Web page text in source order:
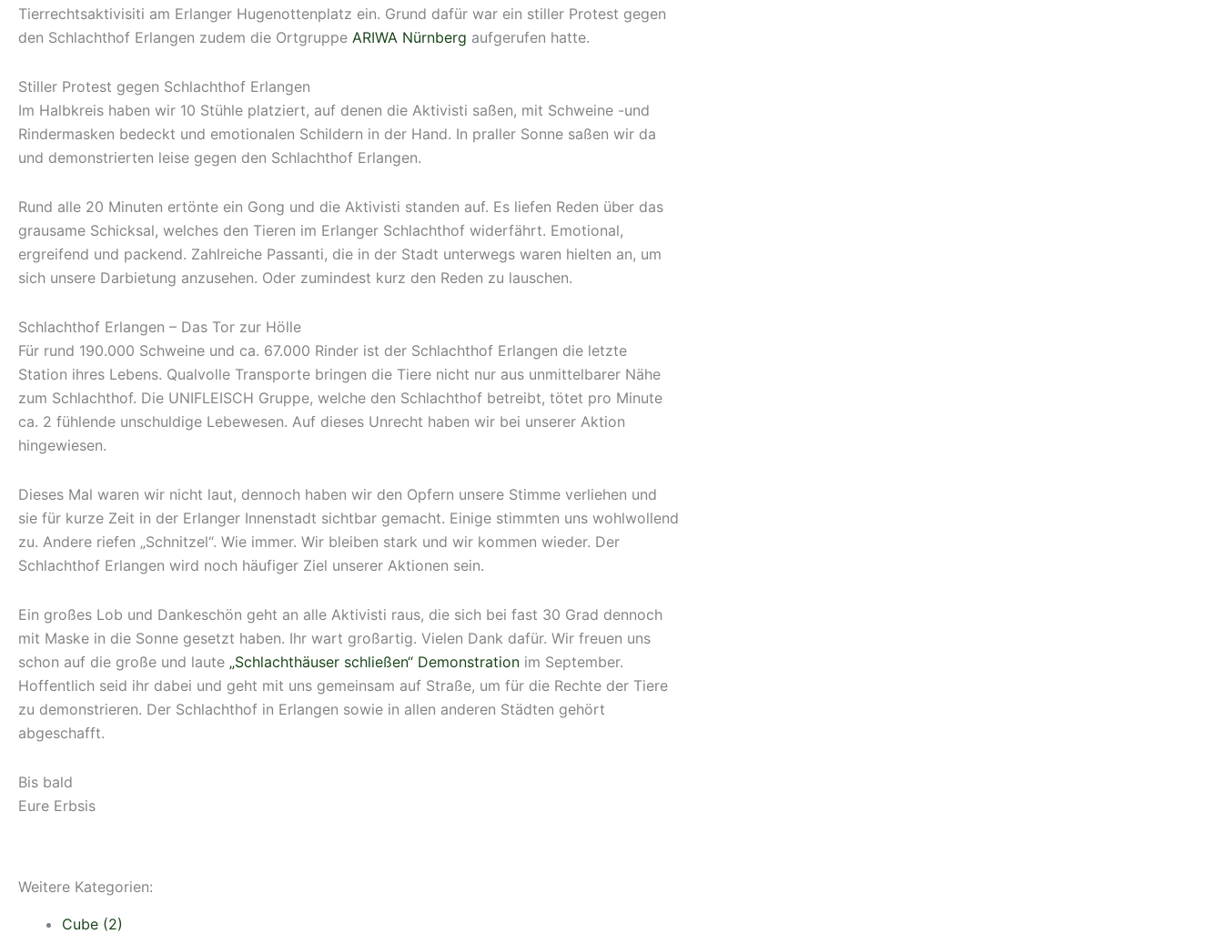
Tierrechtsaktivisiti am Erlanger Hugenottenplatz ein. Grund dafür war ein stiller Protest gegen
den Schlachthof Erlangen zudem die Ortgruppe ARIWA Nürnberg aufgerufen hatte.
Stiller Protest gegen Schlachthof Erlangen
Im Halbkreis haben wir 10 Stühle platziert, auf denen die Aktivisti saßen, mit Schweine -und
Rindermasken bedeckt und emotionalen Schildern in der Hand. In praller Sonne saßen wir da
und demonstrierten leise gegen den Schlachthof Erlangen.
Rund alle 20 Minuten ertönte ein Gong und die Aktivisti standen auf. Es liefen Reden über das
grausame Schicksal, welches den Tieren im Erlanger Schlachthof widerfährt. Emotional,
ergreifend und packend. Zahlreiche Passanti, die in der Stadt unterwegs waren hielten an, um
sich unsere Darbietung anzusehen. Oder zumindest kurz den Reden zu lauschen.
Schlachthof Erlangen – Das Tor zur Hölle
Für rund 190.000 Schweine und ca. 67.000 Rinder ist der Schlachthof Erlangen die letzte
Station ihres Lebens. Qualvolle Transporte bringen die Tiere nicht nur aus unmittelbarer Nähe
zum Schlachthof. Die UNIFLEISCH Gruppe, welche den Schlachthof betreibt, tötet pro Minute
ca. 2 fühlende unschuldige Lebewesen. Auf dieses Unrecht haben wir bei unserer Aktion
hingewiesen.
Dieses Mal waren wir nicht laut, dennoch haben wir den Opfern unsere Stimme verliehen und
sie für kurze Zeit in der Erlanger Innenstadt sichtbar gemacht. Einige stimmten uns wohlwollend
zu. Andere riefen „Schnitzel“. Wie immer. Wir bleiben stark und wir kommen wieder. Der
Schlachthof Erlangen wird noch häufiger Ziel unserer Aktionen sein.
Ein großes Lob und Dankeschön geht an alle Aktivisti raus, die sich bei fast 30 Grad dennoch
mit Maske in die Sonne gesetzt haben. Ihr wart großartig. Vielen Dank dafür. Wir freuen uns
schon auf die große und laute „Schlachthäuser schließen“ Demonstration im September.
Hoffentlich seid ihr dabei und geht mit uns gemeinsam auf Straße, um für die Rechte der Tiere
zu demonstrieren. Der Schlachthof in Erlangen sowie in allen anderen Städten gehört
abgeschafft.
Bis bald
Eure Erbsis
Weitere Kategorien:
Cube (2)